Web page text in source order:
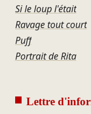
Si le loup l'était
Ravage tout court
Puff
Portrait de Rita
Lettre